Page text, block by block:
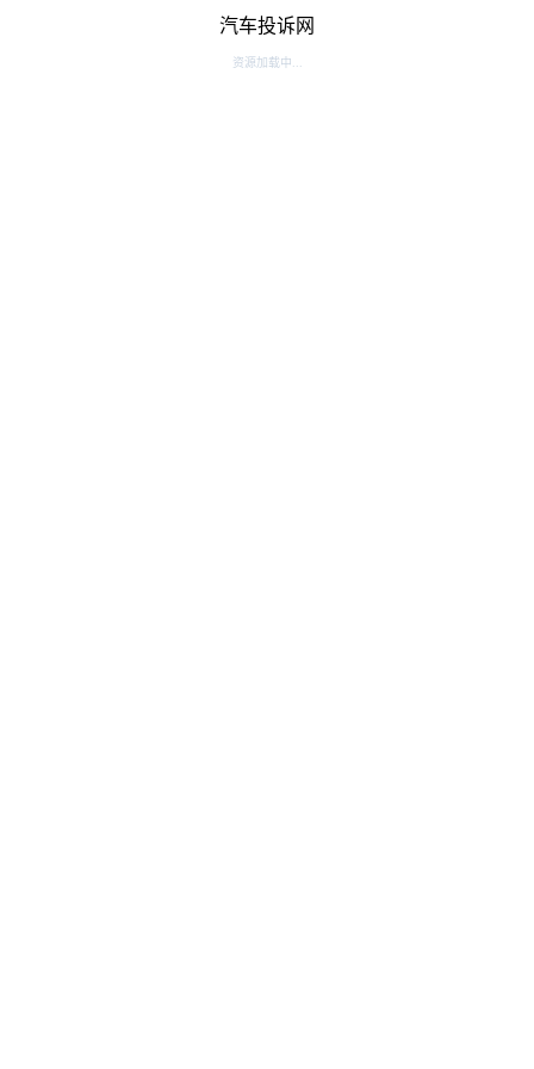
汽车投诉网
资源加载中...